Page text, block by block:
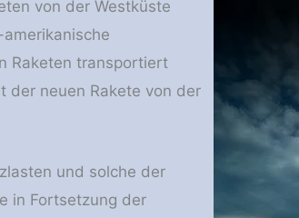
von der Westküste
Raketen transportiert
neuen Rakete von der
und solche der
in Fortsetzung der